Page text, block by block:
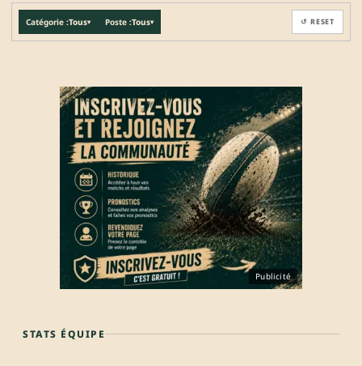
Catégorie :Tous▾ Poste :Tous▾ ↺ RESET
Publicité
STATS ÉQUIPE